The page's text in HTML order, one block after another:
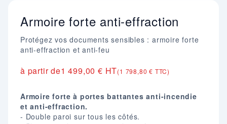
Armoire forte anti-effraction
Protégez vos documents sensibles : armoire forte
anti-effraction et anti-feu
à partir de1 499,00 € HT(1 798,80 € TTC)
Armoire forte à portes battantes anti-incendie
et anti-effraction.
- Double paroi sur tous les côtés.